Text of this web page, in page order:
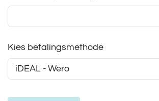
Kies betalingsmethode